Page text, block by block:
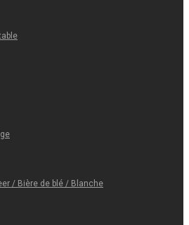
/ Bière de blé / Blanche